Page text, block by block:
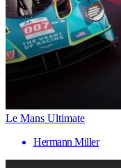
Le Mans Ultimate
Hermann Miller